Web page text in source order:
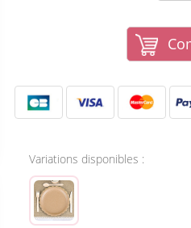
Variations disponibles :